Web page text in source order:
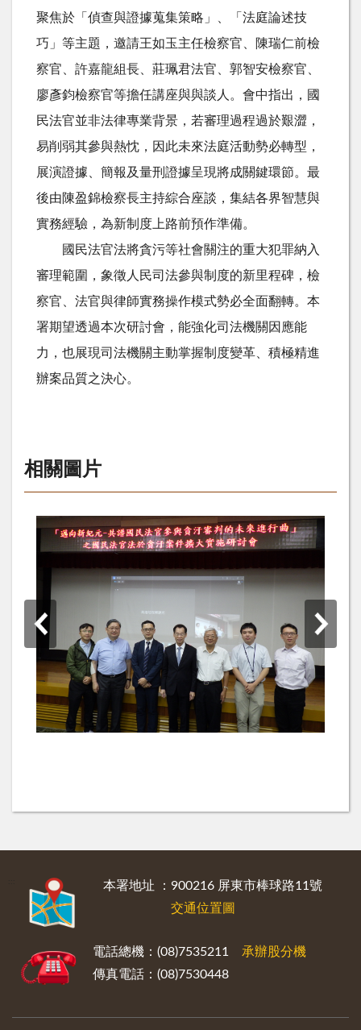
聚焦於「偵查與證據蒐集策略」、「法庭論述技
巧」等主題，邀請王如玉主任檢察官、陳瑞仁前檢
察官、許嘉龍組長、莊珮君法官、郭智安檢察官、
廖彥鈞檢察官等擔任講座與與談人。會中指出，國
民法官並非法律專業背景，若審理過程過於艱澀，
易削弱其參與熱忱，因此未來法庭活動勢必轉型，
展演證據、簡報及量刑證據呈現將成關鍵環節。最
後由陳盈錦檢察長主持綜合座談，集結各界智慧與
實務經驗，為新制度上路前預作準備。
國民法官法將貪污等社會關注的重大犯罪納入
審理範圍，象徵人民司法參與制度的新里程碑，檢
察官、法官與律師實務操作模式勢必全面翻轉。本
署期望透過本次研討會，能強化司法機關因應能
力，也展現司法機關主動掌握制度變革、積極精進
辦案品質之決心。
相關圖片
本署地址 ：900216 屏東市棒球路11號
交通位置圖
電話總機：(08)7535211 承辦股分機
傳真電話：(08)7530448